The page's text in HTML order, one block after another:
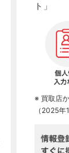
ト」
※ 買取店
（2025年